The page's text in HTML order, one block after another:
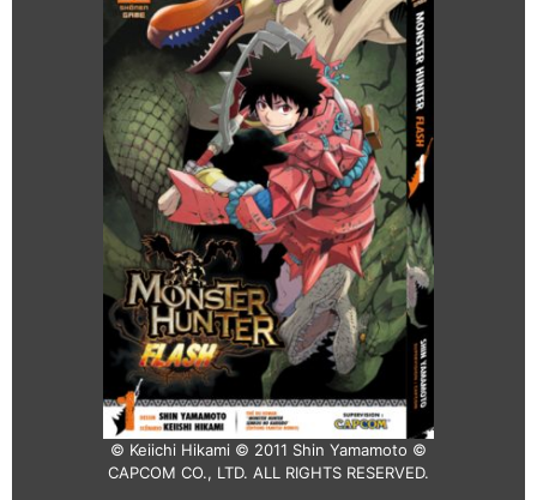
© Keiichi Hikami © 2011 Shin Yamamoto ©
CAPCOM CO., LTD. ALL RIGHTS RESERVED.